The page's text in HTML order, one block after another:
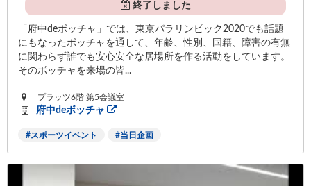
終了しました
「府中deボッチャ」では、東京パラリンピック2020でも話題
にもなったボッチャを通して、年齢、性別、国籍、障害の有無
に関わらず誰でも安心安全な居場所を作る活動をしています。
そのボッチャを来場の皆...
プラッツ6階 第5会議室
府中deボッチャ
スポーツイベント 当日企画